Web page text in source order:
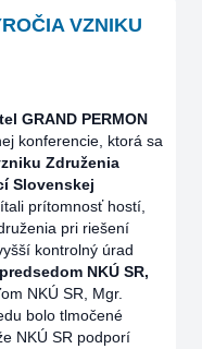
VZNIKU
GRAND PERMON
konferencie, ktorá sa
Združenia
Slovenskej
prítomnosť hostí,
pri riešení
kontrolný úrad
predsedom NKÚ SR,
NKÚ SR, Mgr.
bolo tlmočené
NKÚ SR podporí